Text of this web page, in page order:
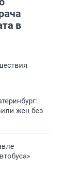
в
жен без